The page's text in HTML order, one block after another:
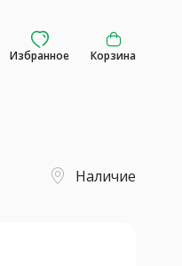
Избранное Корзина
Наличие